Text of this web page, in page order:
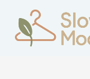
contenu